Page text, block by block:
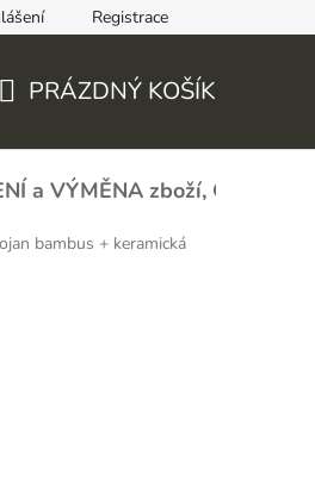
- zboží s vadouRegistrace
PRÁZDNÝ KOŠÍK
a VÝMĚNA zboží,
bambus + keramická